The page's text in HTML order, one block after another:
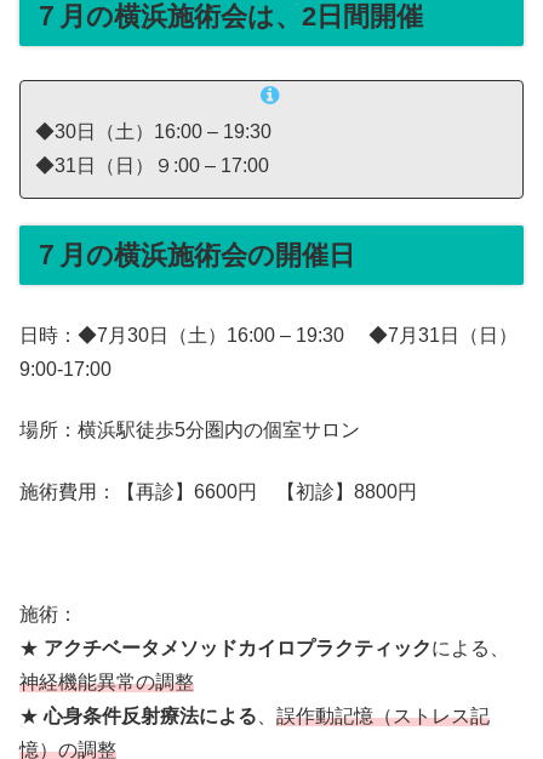
７月の横浜施術会は、2日間開催
◆30日（土）16:00 – 19:30
◆31日（日）９:00 – 17:00
７月の横浜施術会の開催日
日時：◆7月30日（土）16:00 – 19:30 ◆7月31日（日）
9:00-17:00
場所：横浜駅徒歩5分圏内の個室サロン
施術費用：【再診】6600円 【初診】8800円
施術：
★ アクチベータメソッドカイロプラクティックによる、
神経機能異常の調整
★心身条件反射療法による
誤作動記憶（ストレス記
憶）の調整